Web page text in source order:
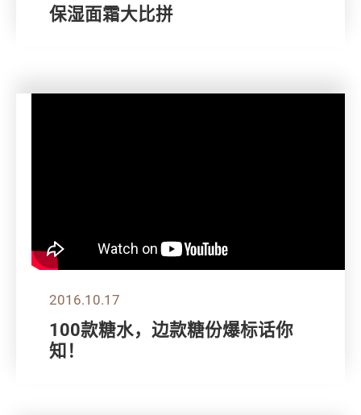
保湿面霜大比拼
2016.10.17
100款糖水，边款糖份爆标话你
知！